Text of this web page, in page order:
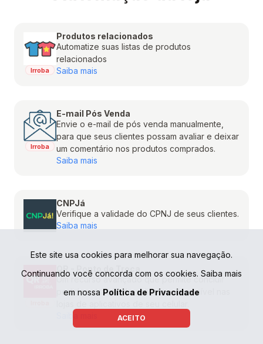
Irroba
Produtos relacionados
Automatize suas listas de produtos
relacionados
Saiba mais
Irroba
E-mail Pós Venda
Envie o e-mail de pós venda manualmente,
para que seus clientes possam avaliar e deixar
um comentário nos produtos comprados.
Saiba mais
CNPJá
Verifique a validade do CPNJ de seus clientes.
Saiba mais
QR - Ponto de Troca
Um recurso avançado que permite concluir
pedidos através do aplicativo disponível nas
Este site usa cookies para melhorar sua navegação.
Continuando você concorda com os cookies. Saiba mais
em nossa Política de Privacidade
ACEITO